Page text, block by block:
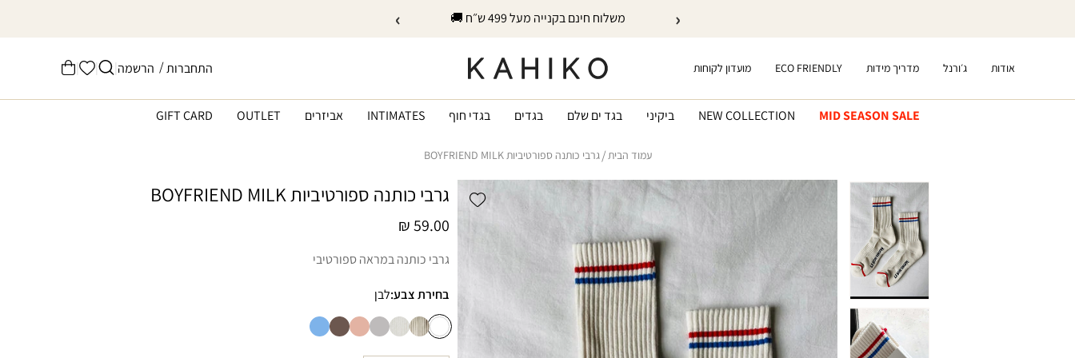
‹ משלוח חינם בקנייה מעל 499 ש״ח 🚚 ›
אודות ג׳ורנל מדריך מידות ECO FRIENDLY מועדון לקוחות התחברות/ הרשמה הרשימה
שלי עֲגָלָה
MID SEASON SALE
NEW COLLECTION ביקיני בגד ים שלם בגדים בגדי חוף INTIMATES אביזרים OUTLET
GIFT CARD
עמוד הבית גרבי כותנה ספורטיביות BOYFRIEND MILK
Add wishlist
דלג
גרבי כותנה ספורטיביות BOYFRIEND MILK
מחיר
59.00 ₪
גרבי כותנה במראה ספורטיבי
בחירת צבע:לבן